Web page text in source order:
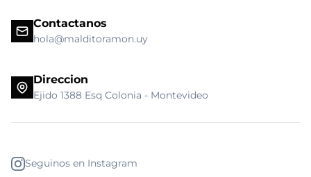
Contactanos
hola@malditoramon.uy
Direccion
Ejido 1388 Esq Colonia - Montevideo
Seguinos en Instagram